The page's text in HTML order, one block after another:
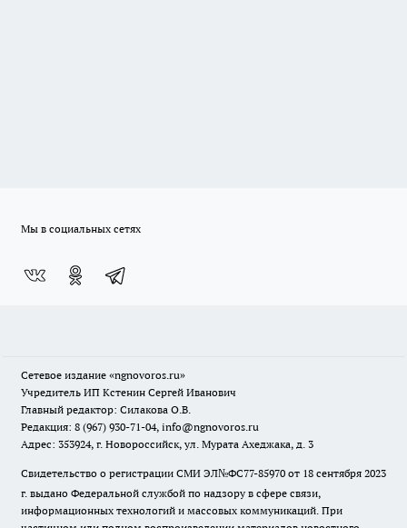
Мы в социальных сетях
Сетевое издание «ngnovoros.ru»
Учредитель ИП Кстенин Сергей Иванович
Главный редактор: Силакова О.В.
Редакция: 8 (967) 930-71-04, info@ngnovoros.ru
Адрес: 353924, г. Новороссийск, ул. Мурата Ахеджака, д. 3
Свидетельство о регистрации СМИ ЭЛ№ФС77-85970 от 18 сентября 2023
г. выдано Федеральной службой по надзору в сфере связи,
информационных технологий и массовых коммуникаций. При